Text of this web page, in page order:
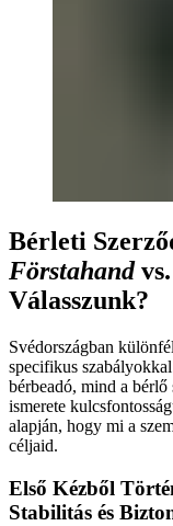
Bérleti
Förstahand
Válasszunk?
Svédországban
specifikus
bérbeadó, mind a bérlő
ismerete
alapján, hogy mi a
céljaid.
Első Kézből
Stabilitás és